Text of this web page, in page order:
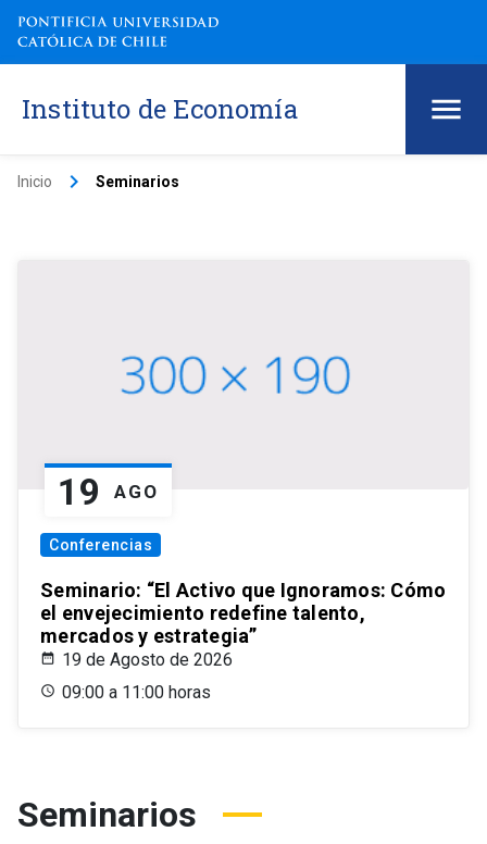
Instituto de Economía
Inicio keyboard_arrow_right Seminarios
19 AGO
Conferencias
Seminario: “El Activo que Ignoramos: Cómo
el envejecimiento redefine talento,
mercados y estrategia”
19 de Agosto de 2026
09:00 a 11:00 horas
Seminarios